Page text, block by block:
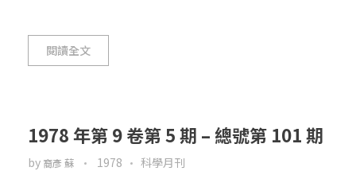
閱讀全文
1978 年第 9 卷第 5 期 – 總號第 101 期
by 裔彥 蘇 1978 科學月刊